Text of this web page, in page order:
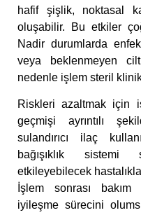
hafif şişlik, noktasal
oluşabilir. Bu etkiler
Nadir durumlarda
veya beklenmeyen
nedenle işlem steril
Riskleri azaltmak için
geçmişi ayrıntılı
sulandırıcı ilaç
bağışıklık sistemi
etkileyebilecek
İşlem sonrası bakım
iyileşme sürecini